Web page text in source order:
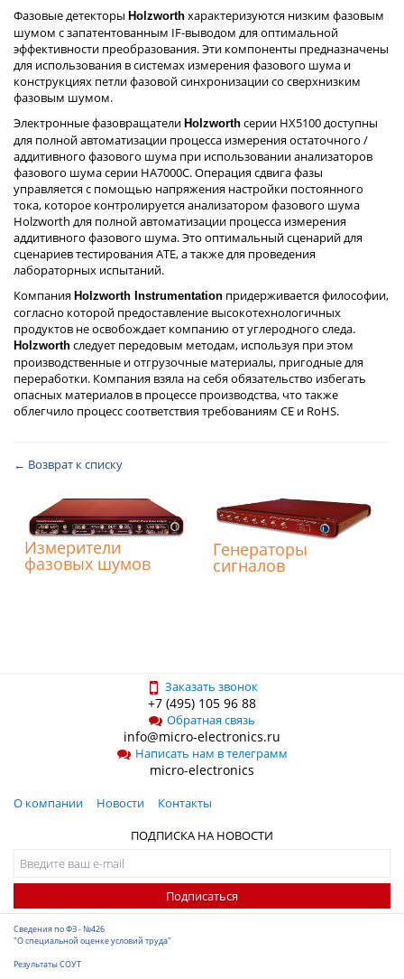
Фазовые детекторы Holzworth характеризуются низким фазовым
шумом с запатентованным IF-выводом для оптимальной
эффективности преобразования. Эти компоненты предназначены
для использования в системах измерения фазового шума и
конструкциях петли фазовой синхронизации со сверхнизким
фазовым шумом.
Электронные фазовращатели Holzworth серии HX5100 доступны
для полной автоматизации процесса измерения остаточного /
аддитивного фазового шума при использовании анализаторов
фазового шума серии HA7000C. Операция сдвига фазы
управляется с помощью напряжения настройки постоянного
тока, которое контролируется анализатором фазового шума
Holzworth для полной автоматизации процесса измерения
аддитивного фазового шума. Это оптимальный сценарий для
сценариев тестирования ATE, а также для проведения
лабораторных испытаний.
Компания Holzworth Instrumentation придерживается философии,
согласно которой предоставление высокотехнологичных
продуктов не освобождает компанию от углеродного следа.
Holzworth следует передовым методам, используя при этом
производственные и отгрузочные материалы, пригодные для
переработки. Компания взяла на себя обязательство избегать
опасных материалов в процессе производства, что также
облегчило процесс соответствия требованиям CE и RoHS.
← Возврат к списку
Измерители
фазовых шумов
Генераторы
сигналов
Заказать звонок
+7 (495) 105 96 88
Обратная связь
info@micro-electronics.ru
Написать нам в телеграмм
micro-electronics
О компании Новости
Контакты
ПОДПИСКА НА НОВОСТИ
Подписаться
Сведения по ФЗ - №426
"О специальной оценке условий труда"
Результаты СОУТ